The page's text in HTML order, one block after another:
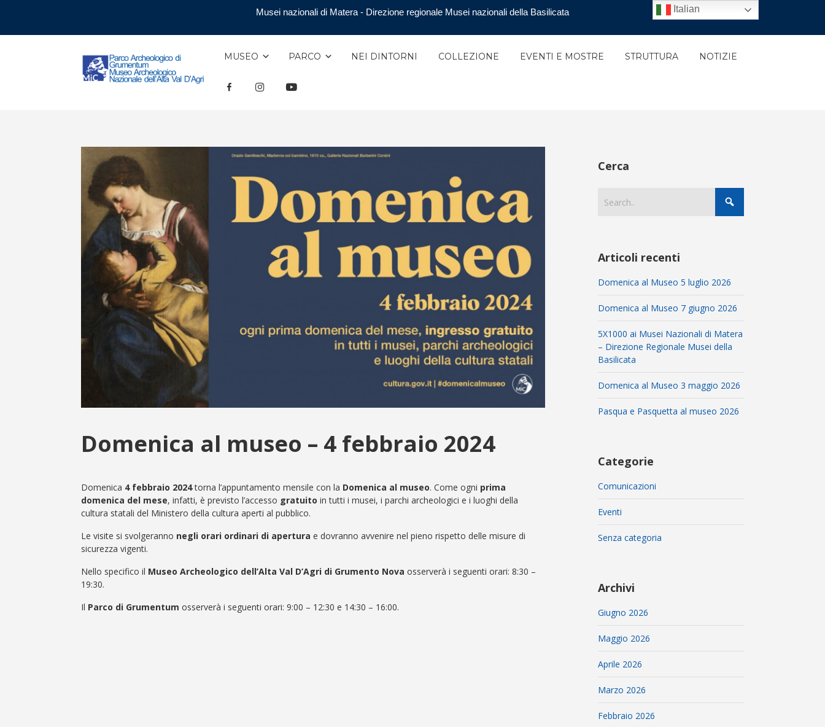
Musei nazionali di Matera - Direzione regionale Musei nazionali della Basilicata
MUSEO PARCO NEI DINTORNI COLLEZIONE EVENTI E MOSTRE STRUTTURA NOTIZIE
F INSTAGRAMYOUTUBE
Domenica al museo – 4 febbraio 2024
Domenica 4 febbraio 2024torna l’appuntamento mensile con la Domenica al museo. Come ogni prima
domenica del mese, infatti, è previsto l’accesso gratuito in tutti i musei, i parchi archeologici e i luoghi della
cultura statali del Ministero della cultura aperti al pubblico.
Le visite si svolgeranno negli orari ordinari di apertura e dovranno avvenire nel pieno rispetto delle misure di
sicurezza vigenti.
Nello specifico il Museo Archeologico dell’Alta Val D’Agri di Grumento Nova osserverà i seguenti orari: 8:30 –
19:30.
Il Parco di Grumentum osserverà i seguenti orari: 9:00 – 12:30 e 14:30 – 16:00.
Cerca
Articoli recenti
Domenica al Museo 5 luglio 2026
Domenica al Museo 7 giugno 2026
5X1000 ai Musei Nazionali di Matera
– Direzione Regionale Musei della
Basilicata
Domenica al Museo 3 maggio 2026
Pasqua e Pasquetta al museo 2026
Categorie
Comunicazioni
Eventi
Senza categoria
Archivi
Giugno 2026
Maggio 2026
Aprile 2026
Marzo 2026
Febbraio 2026
Italian